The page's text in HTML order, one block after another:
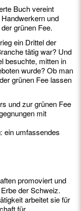
Buch vereint
und
grünen Fee.
ein Drittel der
tätig war? Und
besuchte, mitten in
wurde? Ob man
grünen Fee lassen
und zur grünen Fee
mit
ein umfassendes
promoviert und
der Schweiz.
arbeitet sie für